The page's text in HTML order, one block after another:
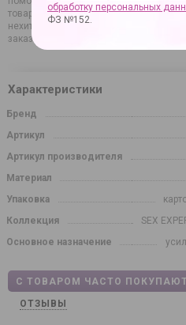
товар очень востребованным. Он
нехитрых правил использования,
заказа по России мы организуем в
Характеристики
Бренд
Артикул
Артикул производителя
Материал
Упаковка
Коллекция
SEX
Основное назначение
С ТОВАРОМ ЧАСТО ПОКУПАЮТ
ОТЗЫВЫ
обработку персональных
ФЗ №152.